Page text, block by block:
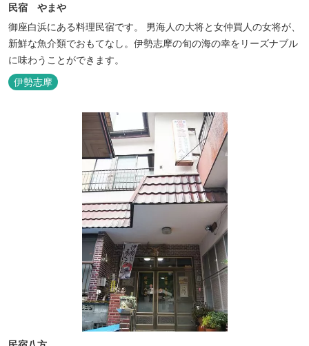
民宿 やまや
御座白浜にある料理民宿です。 男海人の大将と女仲買人の女将が、
新鮮な魚介類でおもてなし。伊勢志摩の旬の海の幸をリーズナブル
に味わうことができます。
伊勢志摩